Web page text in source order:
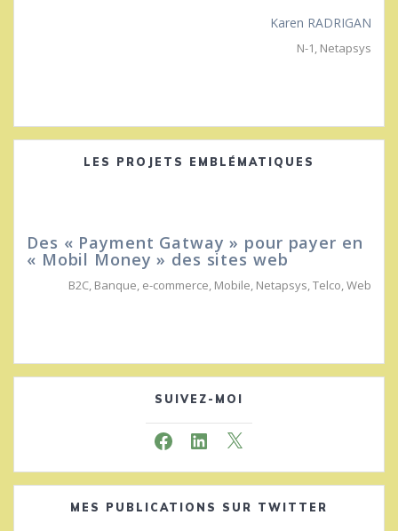
Karen RADRIGAN
N-1, Netapsys
LES PROJETS EMBLÉMATIQUES
Des « Payment Gatway » pour payer en
« Mobil Money » des sites web
B2C, Banque, e-commerce, Mobile, Netapsys,Telco,Web
SUIVEZ-MOI
FacebookLinkedIn
X
MES PUBLICATIONS SUR TWITTER